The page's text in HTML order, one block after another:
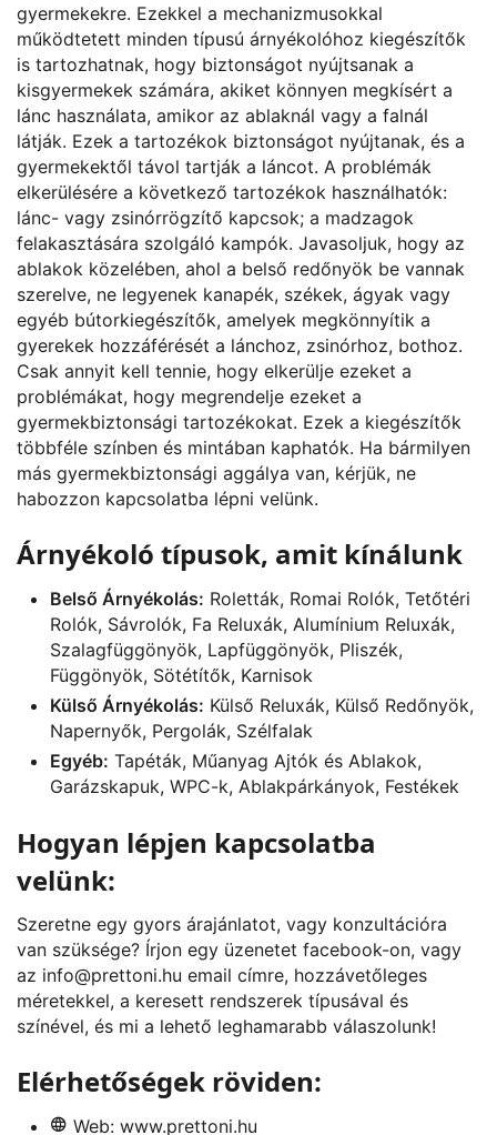
gyermekekre. Ezekkel a mechanizmusokkal
működtetett minden típusú árnyékolóhoz kiegészítők
is tartozhatnak, hogy biztonságot nyújtsanak a
kisgyermekek számára, akiket könnyen megkísért a
lánc használata, amikor az ablaknál vagy a falnál
látják. Ezek a tartozékok biztonságot nyújtanak, és a
gyermekektől távol tartják a láncot. A problémák
elkerülésére a következő tartozékok használhatók:
lánc- vagy zsinórrögzítő kapcsok; a madzagok
felakasztására szolgáló kampók. Javasoljuk, hogy az
ablakok közelében, ahol a belső redőnyök be vannak
szerelve, ne legyenek kanapék, székek, ágyak vagy
egyéb bútorkiegészítők, amelyek megkönnyítik a
gyerekek hozzáférését a lánchoz, zsinórhoz, bothoz.
Csak annyit kell tennie, hogy elkerülje ezeket a
problémákat, hogy megrendelje ezeket a
gyermekbiztonsági tartozékokat. Ezek a kiegészítők
többféle színben és mintában kaphatók. Ha bármilyen
más gyermekbiztonsági aggálya van, kérjük, ne
habozzon kapcsolatba lépni velünk.
Árnyékoló típusok, amit kínálunk
Belső Árnyékolás: Roletták, Romai Rolók, Tetőtéri
Rolók, Sávrolók, Fa Reluxák, Alumínium Reluxák,
Szalagfüggönyök, Lapfüggönyök, Pliszék,
Függönyök, Sötétítők, Karnisok
Külső Árnyékolás: Külső Reluxák, Külső Redőnyök,
Napernyők, Pergolák, Szélfalak
Egyéb: Tapéták, Műanyag Ajtók és Ablakok,
Garázskapuk, WPC-k, Ablakpárkányok, Festékek
Hogyan lépjen kapcsolatba
velünk:
Szeretne egy gyors árajánlatot, vagy konzultációra
van szüksége? Írjon egy üzenetet facebook-on, vagy
az info@prettoni.hu email címre, hozzávetőleges
méretekkel, a keresett rendszerek típusával és
színével, és mi a lehető leghamarabb válaszolunk!
Elérhetőségek röviden:
Web: www.prettoni.hu